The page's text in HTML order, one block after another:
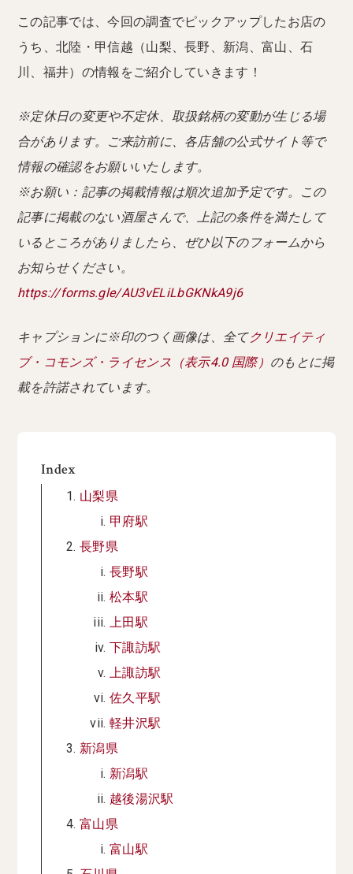
この記事では、今回の調査でピックアップしたお店の
うち、北陸・甲信越（山梨、長野、新潟、富山、石
川、福井）の情報をご紹介していきます！
※定休日の変更や不定休、取扱銘柄の変動が生じる場
合があります。ご来訪前に、各店舗の公式サイト等で
情報の確認をお願いいたします。
※お願い：記事の掲載情報は順次追加予定です。この
記事に掲載のない酒屋さんで、上記の条件を満たして
いるところがありましたら、ぜひ以下のフォームから
お知らせください。
https://forms.gle/AU3vELiLbGKNkA9j6
キャプションに※印のつく画像は、全てクリエイティ
ブ・コモンズ・ライセンス（表示4.0 国際） のもとに掲
載を許諾されています。
Index
山梨県
甲府駅
長野県
長野駅
松本駅
上田駅
下諏訪駅
上諏訪駅
佐久平駅
軽井沢駅
新潟県
新潟駅
越後湯沢駅
富山県
富山駅